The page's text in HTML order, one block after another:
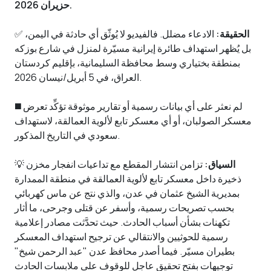
حزيران 2026.
✅ الحقيقة: الادعاء مضلل. فالفيديو لا يُوثّق أي حادثة في اليمن،
بل يُظهر استهداف طائرة إيرانية مسيّرة لمنزل في شارع بوزكه
بمنطقة بختياري وسط محافظة السليمانية، بإقليم كردستان
العراق، في 5 أبريل/نيسان 2026.
◼️ لم نعثر على أي بيانات رسمية أو تقارير موثوقة تؤكِّد تعرض
معسكر الصولبان، أو أي معسكر تابع لألوية العمالقة، لاستهداف
سعودي في التاريخ المذكور.
💡 السياق: تزامن انتشار المقطع مع تداعيات انفجار مخزن
ذخيرة داخل معسكر تابع لألوية العمالقة في منطقة الممدارة
بمديرية الشيخ عثمان في عدن، والذي نتج عن ماس كهربائي
بحسب تصريحات رسمية، وأسفر عن قتلى وجرحى، ما أثار
تكهنات بشأن أسباب الحادث. حيث تحدَّثت مصادر إعلامية
رسمية للحوثيين والانتقالي عن ترجيح استهداف المعسكر
بطيران مسيّر. فيما أصدر محافظ عدن "عبد الرحمن شيخ"
توجيهات بفتح تحقيق عاجل للوقوف على ملابسات الحادث